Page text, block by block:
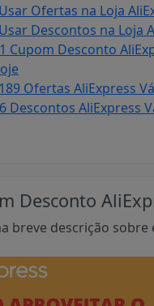
Ofertas na Loja
Descontos na Loja
Cupom Desconto
Ofertas AliExpress
Descontos AliExpress
Desconto
breve descrição sobre